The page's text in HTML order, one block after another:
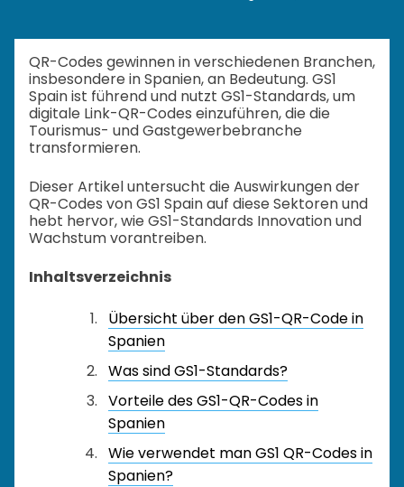
QR-Codes gewinnen in verschiedenen Branchen,
insbesondere in Spanien, an Bedeutung. GS1
Spain ist führend und nutzt GS1-Standards, um
digitale Link-QR-Codes einzuführen, die die
Tourismus- und Gastgewerbebranche
transformieren.
Dieser Artikel untersucht die Auswirkungen der
QR-Codes von GS1 Spain auf diese Sektoren und
hebt hervor, wie GS1-Standards Innovation und
Wachstum vorantreiben.
Inhaltsverzeichnis
Übersicht über den GS1-QR-Code in
Spanien
Was sind GS1-Standards?
Vorteile des GS1-QR-Codes in
Spanien
Wie verwendet man GS1 QR-Codes in
Spanien?